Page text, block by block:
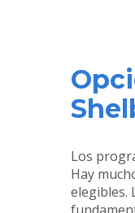
Los
Hay
elegibles.